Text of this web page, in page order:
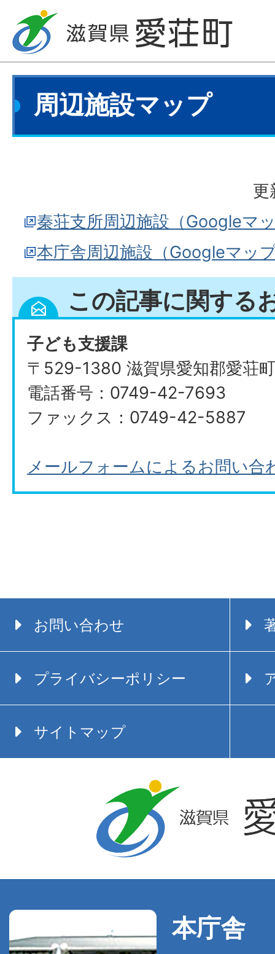
周辺施設マップ
更
秦荘支所周辺施設（Googleマ
本庁舎周辺施設（Googleマッ
この記事に関する
子ども支援課
〒529-1380 滋賀県愛知郡愛荘
電話番号：0749-42-7693
ファックス：0749-42-5887
メールフォームによるお問い合
お問い合わせ
プライバシーポリシー
サイトマップ
本庁舎